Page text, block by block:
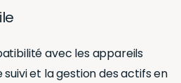
avec les appareils
et la gestion des actifs en